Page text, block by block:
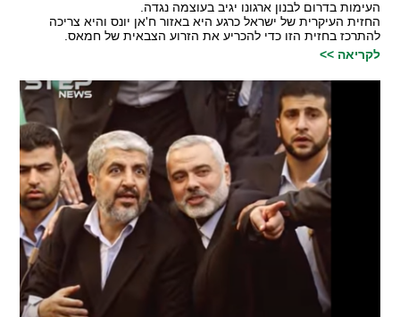
העימות בדרום לבנון ארגונו יגיב בעוצמה נגדה.
החזית העיקרית של ישראל כרגע היא באזור ח'אן יונס והיא צריכה
להתרכז בחזית הזו כדי להכריע את הזרוע הצבאית של חמאס.
לקריאה >>